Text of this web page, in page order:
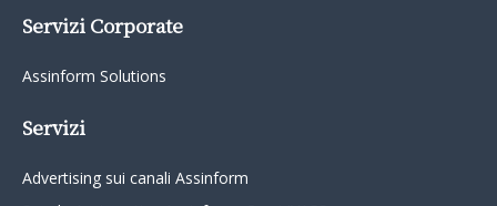
Servizi Corporate
Assinform Solutions
Servizi
Advertising sui canali Assinform